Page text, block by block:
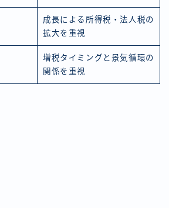
成長による所得税・法人税の
拡大を重視
増税タイミングと景気循環の
関係を重視